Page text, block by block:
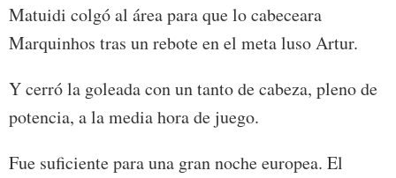
Matuidi colgó al área para que lo cabeceara
Marquinhos tras un rebote en el meta luso Artur.
Y cerró la goleada con un tanto de cabeza, pleno de
potencia, a la media hora de juego.
Fue suficiente para una gran noche europea. El